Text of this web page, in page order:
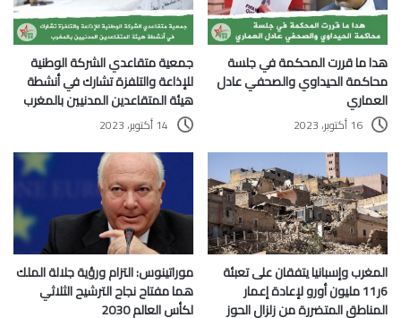
هدا ما قررت المحكمة في جلسة
محاكمة الحيداوي والصحفي عادل
العماري
16 أكتوبر، 2023
جمعية متقاعدي الشركة الوطنية
للإذاعة والتلفزة تشارك في أنشطة
هيئة المتقاعدين المدنيين بالمغرب
14 أكتوبر، 2023
المغرب وإسبانيا يتفقان على تعبئة
6ر11 مليون أورو لإعادة إعمار
المناطق المتضررة من زلزال الحوز
موراتينوس: التزام ورؤية جلالة الملك
هما مفتاح نجاح الترشيح الثلاثي
لكأس العالم 2030